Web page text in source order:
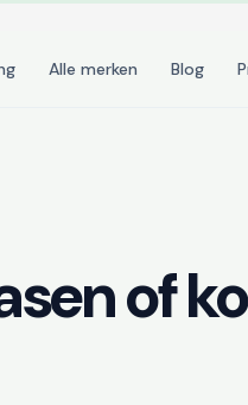
Alle merken Blog
of